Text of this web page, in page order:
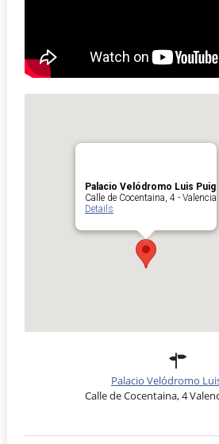
Palacio Velódromo Luis Puig
Calle de Cocentaina, 4 - Valencia
Details
Palacio Velódromo
Calle de Cocentaina, 4